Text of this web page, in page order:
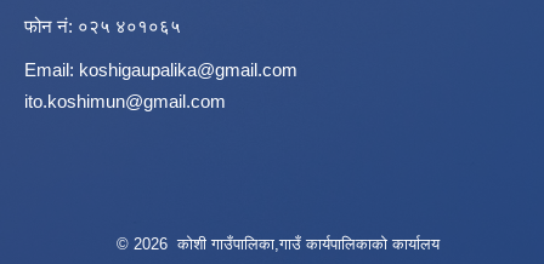
फोन नं: ०२५ ४०१०६५
Email: koshigaupalika@gmail.com
ito.koshimun@gmail.com
© 2026 कोशी गाउँपालिका,गाउँ कार्यपालिकाको कार्यालय